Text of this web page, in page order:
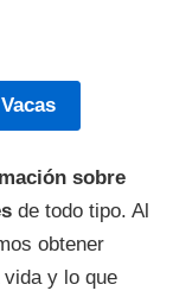
Vacas
sobre
de todo tipo. Al
obtener
y lo que